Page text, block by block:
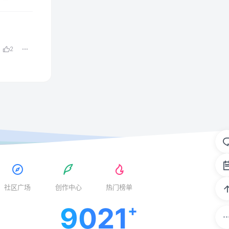
2
社区广场 创作中心 热门榜单
9021